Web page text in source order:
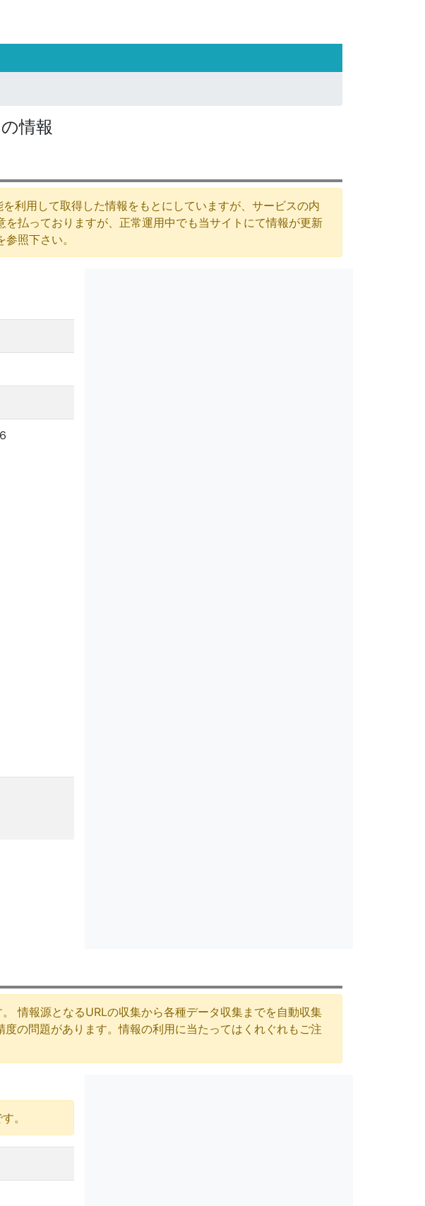
の情報
利用して取得した情報をもとにしていますが、サービスの内
払っておりますが、正常運用中でも当サイトにて情報が更新
参照下さい。
情報源となるURLの収集から各種データ収集までを自動収集
の問題があります。情報の利用に当たってはくれぐれもご注
。